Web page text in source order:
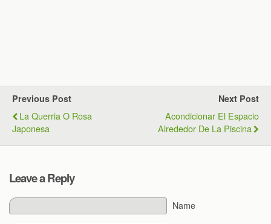
Previous Post
La Querria O Rosa
Japonesa
Next Post
Acondicionar El Espacio
Alrededor De La Piscina
Leave a Reply
Name